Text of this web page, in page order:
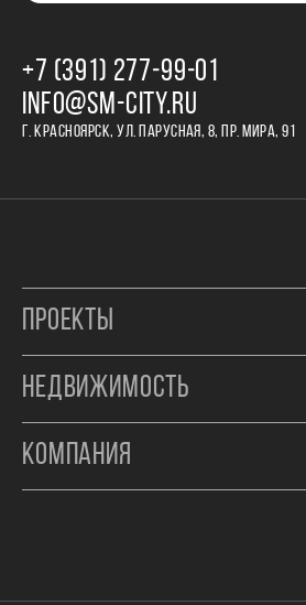
+7 (391) 277‒99‒01
INFO@SM-CITY.RU
Г. КРАСНОЯРСК, УЛ. ПАРУСНАЯ, 8, ПР. МИРА, 91
ПРОЕКТЫ
НЕДВИЖИМОСТЬ
КОМПАНИЯ